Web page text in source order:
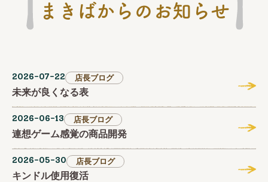
まきばからのお知らせ
2026-07-22 店長ブログ
未来が良くなる表
2026-06-13 店長ブログ
連想ゲーム感覚の商品開発
2026-05-30 店長ブログ
キンドル使用復活